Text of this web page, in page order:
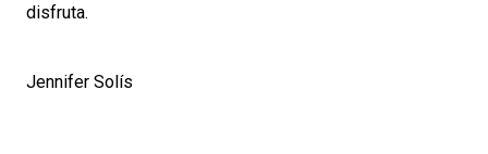
disfruta.
Jennifer Solís